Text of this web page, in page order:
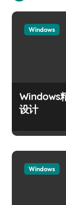
Windows
Windows
设计
Windows